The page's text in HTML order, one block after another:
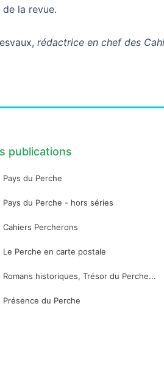
la revue.
rédactrice en chef des
publications
Pays du Perche
Pays du Perche - hors séries
Cahiers Percherons
Le Perche en carte postale
Romans historiques, Trésor du Perche...
Présence du Perche